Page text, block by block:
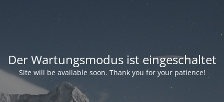
Der Wartungsmodus ist eingeschaltet
Site will be available soon. Thank you for your patience!